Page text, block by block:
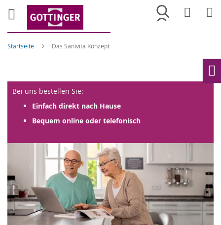
Merkliste
Startseite Das Sanivita Konzept
Bei uns bestellen Sie:
Einfach direkt nach Hause
Bequem online oder telefonisch